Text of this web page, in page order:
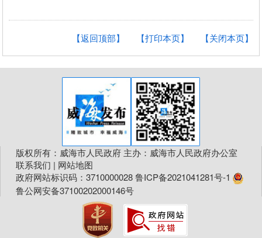
【关闭本页】
【打印本页】
【返回顶部】
版权所有：威海市人民政府 主办：威海市人民政府办公室
联系我们 | 网站地图
政府网站标识码：3710000028鲁ICP备2021041281号-1
鲁公网安备37100202000146号